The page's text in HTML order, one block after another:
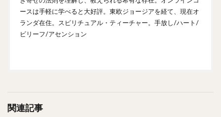
ースは手軽に学べると大好評。東欧ジョージアを経て、現在オ
ランダ在住。スピリチュアル・ティーチャー。手放し/ハート/
ビリーフ/アセンション
関連記事